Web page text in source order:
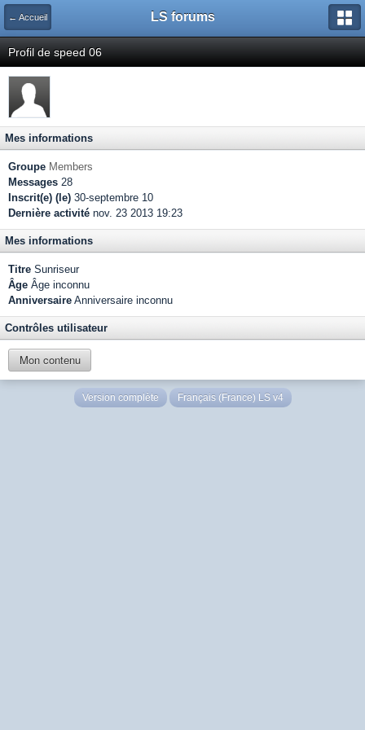
← Accueil LS forums
Profil de speed 06
Mes informations
Groupe Members
Messages 28
Inscrit(e) (le) 30-septembre 10
Dernière activité nov. 23 2013 19:23
Mes informations
Titre Sunriseur
Âge Âge inconnu
Anniversaire Anniversaire inconnu
Contrôles utilisateur
Mon contenu
Version complète Français (France) LS v4